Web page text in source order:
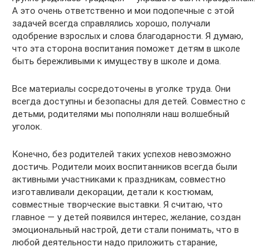
А это очень ответственно и мои подопечные с этой
задачей всегда справлялись хорошо, получали
одобрение взрослых и слова благодарности. Я думаю,
что эта сторона воспитания поможет детям в школе
быть бережливыми к имуществу в школе и дома.
Все материалы сосредоточены в уголке труда. Они
всегда доступны и безопасны для детей. Совместно с
детьми, родителями мы пополняли наш волшебный
уголок.
Конечно, без родителей таких успехов невозможно
достичь. Родители моих воспитанников всегда были
активными участниками к праздникам, совместно
изготавливали декорации, детали к костюмам,
совместные творческие выставки. Я считаю, что
главное — у детей появился интерес, желание, создан
эмоциональный настрой, дети стали понимать, что в
любой деятельности надо приложить старание,